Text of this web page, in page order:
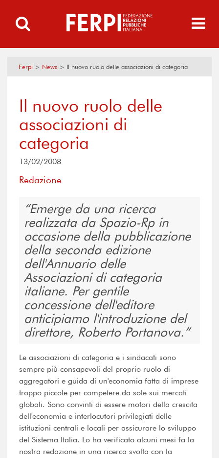
Ferpi > News > Il nuovo ruolo delle associazioni di categoria
Il nuovo ruolo delle
associazioni di
categoria
13/02/2008
Redazione
Emerge da una ricerca
realizzata da Spazio-Rp in
occasione della pubblicazione
della seconda edizione
dell'Annuario delle
Associazioni di categoria
italiane. Per gentile
concessione dell'editore
anticipiamo l'introduzione del
direttore, Roberto Portanova.
Le associazioni di categoria e i sindacati sono
sempre più consapevoli del proprio ruolo di
aggregatori e guida di un'economia fatta di imprese
troppo piccole per competere da sole sui mercati
globali. Sono convinti di essere motori della crescita
dell'economia e interlocutori privilegiati delle
istituzioni centrali e locali per assicurare lo sviluppo
del Sistema Italia. Lo ha verificato alcuni mesi fa la
nostra redazione in una ricerca svolta con la